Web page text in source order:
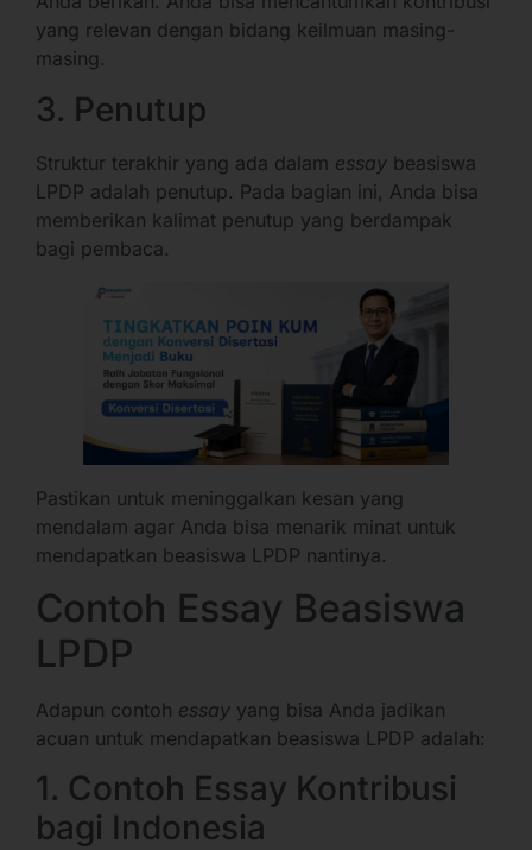
yang relevan dengan bidang keilmuan masing-
masing.
3. Penutup
Struktur terakhir yang ada dalam essay beasiswa
LPDP adalah penutup. Pada bagian ini, Anda bisa
memberikan kalimat penutup yang berdampak
bagi pembaca.
Pastikan untuk meninggalkan kesan yang
mendalam agar Anda bisa menarik minat untuk
mendapatkan beasiswa LPDP nantinya.
Contoh Essay Beasiswa
LPDP
Adapun contoh essay yang bisa Anda jadikan
acuan untuk mendapatkan beasiswa LPDP adalah:
1. Contoh Essay Kontribusi
bagi Indonesia